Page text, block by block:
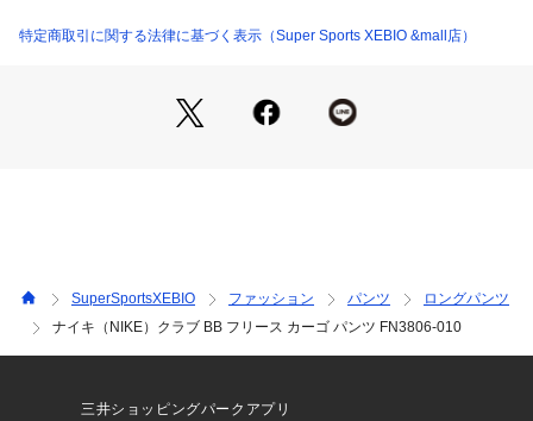
●3Lサイズ詳細:【ウエスト】95cm 【ヒップ】118cm 【股
毛フリース素材のカーゴパンツ。外側はなめらかで内側は抜群
に柔らかい、頼りになる快適なアイテムです。
ご確認ください。
●洗濯機洗い可能
※弊社独自の採寸・計量方法により計測を行っておりますた
特定商取引に関する法律に基づく表示（Super Sports XEBIO &mall店）
SuperSportsXEBIO ファッション パンツ
ロングパンツ
ナイキ（NIKE）クラブ BB フリース カーゴ パンツ FN3806-010
三井ショッピングパークアプリ